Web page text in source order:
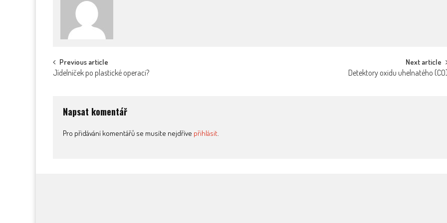
Post
Previous article
Jídelníček po plastické operaci?
Next article
Detektory oxidu uhelnatého
Napsat komentář
Pro přidávání komentářů se musíte nejdříve přihlásit.